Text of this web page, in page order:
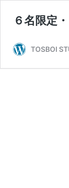
６名限定
TOSBOI